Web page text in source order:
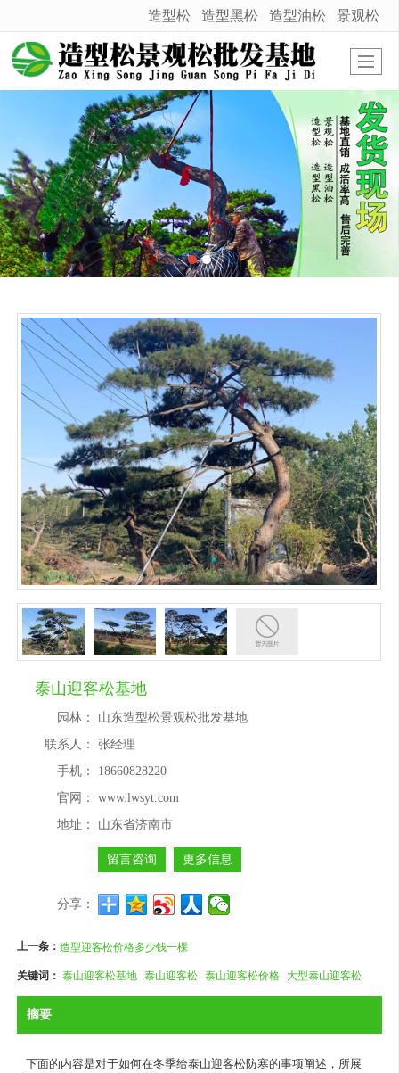
很遗憾，因您的浏览器版本过低导致无法获得最佳浏览体验，推荐下载安装谷歌浏览器！
造型松 造型黑松 造型油松 景观松
泰山迎客松基地
园林：
山东造型松景观松批发基地​
联系人：
张经理
手机：
18660828220
官网：
www.lwsyt.com
地址：
山东省济南市
留言咨询 更多信息
分享：
上一条：造型迎客松价格多少钱一棵
关键词：泰山迎客松基地 泰山迎客松 泰山迎客松价格 大型泰山迎客松
摘要
下面的内容是对于如何在冬季给泰山迎客松防寒的事项阐述，所展